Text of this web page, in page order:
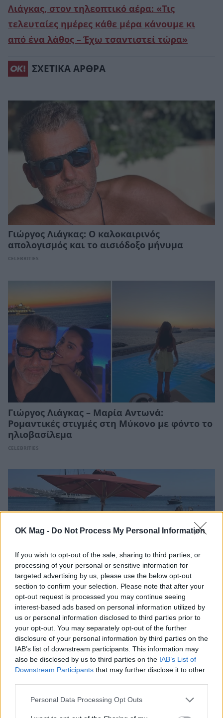
OK Mag - Do Not Process My Personal Information
If you wish to opt-out of the sale, sharing to third parties, or
processing of your personal or sensitive information for
targeted advertising by us, please use the below opt-out
section to confirm your selection. Please note that after your
opt-out request is processed you may continue seeing
interest-based ads based on personal information utilized by
us or personal information disclosed to third parties prior to
your opt-out. You may separately opt-out of the further
disclosure of your personal information by third parties on the
IAB’s list of downstream participants. This information may
also be disclosed by us to third parties on the IAB’s List of
Downstream Participants that may further disclose it to other
Personal Data Processing Opt Outs
Λιάγκας, στον τηλεοπτικό αέρα: «Τις
τελευταίες ημέρες κάθε μέρα κάνουμε κι
από ένα λάθος – Έχω τσαντιστεί τώρα»
ΣΧΕΤΙΚΑ ΑΡΘΡΑ
Γιώργος Λιάγκας: Ο καλοκαιρινός
απολογισμός και το αισιόδοξο μήνυμα
CELEBRITIES
Γιώργος Λιάγκας – Μαρία Αντωνά:
Ρομαντικές στιγμές στη Μύκονο με φόντο το
ηλιοβασίλεμα
CELEBRITIES
Γιώργος Λιάγκας – Μαρία Αντωνά:
Αποκλειστικές φωτογραφίες από τις
διακοπές τους στη Μύκονο
CELEBRITIES